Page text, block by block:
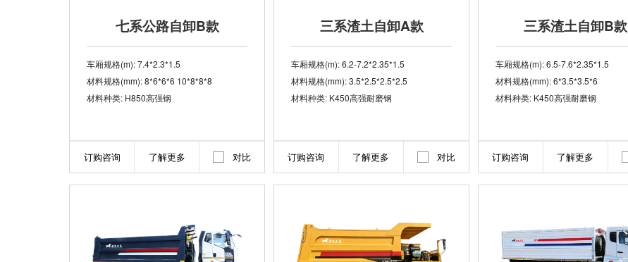
七系公路自卸B款
车厢规格(m): 7.4*2.3*1.5
材料规格(mm): 8*6*6*6 10*8*8*8
材料种类: H850高强钢
订购咨询 了解更多 对比
三系渣土自卸A款
车厢规格(m): 6.2-7.2*2.35*1.5
材料规格(mm): 3.5*2.5*2.5*2.5
材料种类: K450高强耐磨钢
订购咨询 了解更多 对比
三系渣土自卸B款
车厢规格(m): 6.5-7.6*2.35*1.5
材料规格(mm): 6*3.5*3.5*6
材料种类: K450高强耐磨钢
订购咨询 了解更多